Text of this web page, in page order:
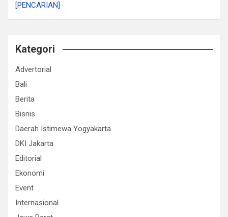
[PENCARIAN]
Kategori
Advertorial
Bali
Berita
Bisnis
Daerah Istimewa Yogyakarta
DKI Jakarta
Editorial
Ekonomi
Event
Internasional